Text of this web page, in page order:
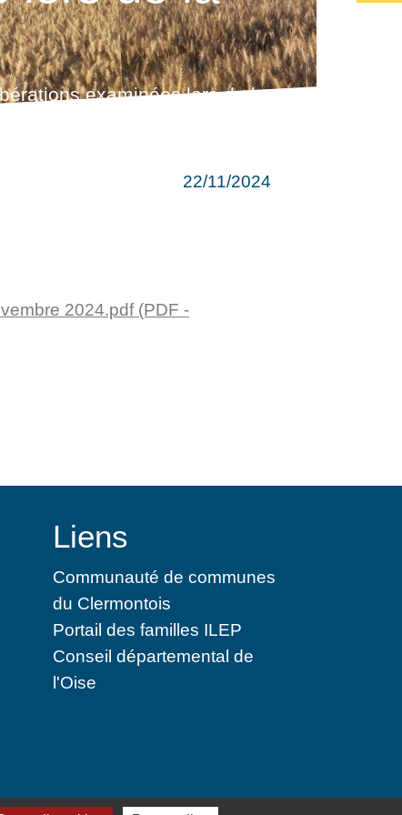
examinées lors de la
22/11/2024
2024.pdf (PDF -
Liens
Communauté de communes
du Clermontois
Portail des familles ILEP
Conseil départemental de
l'Oise